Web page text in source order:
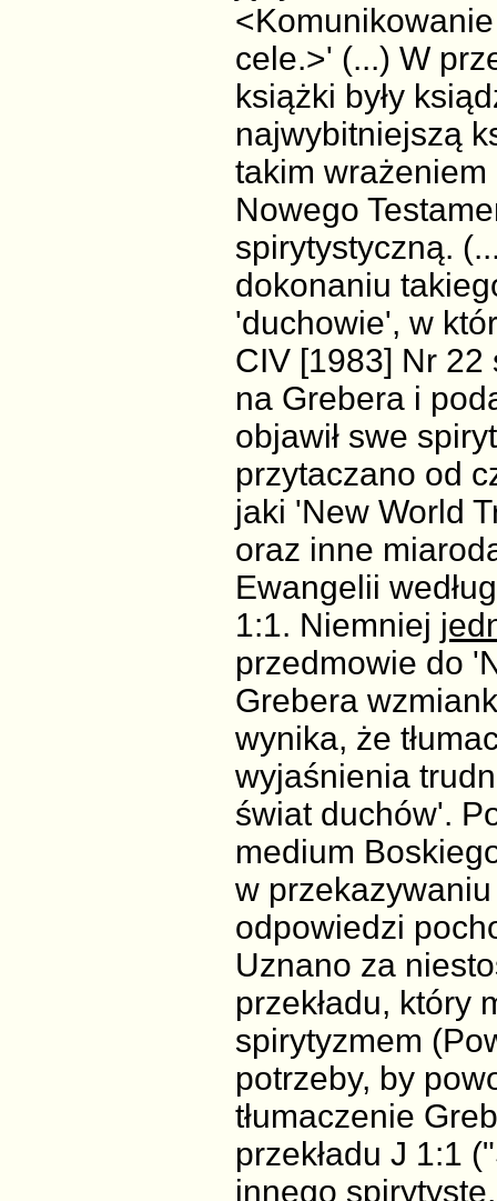
cele.>' (...) W
książki były
najwybitniejszą
takim wrażeniem
Nowego
spirytystyczną.
dokonaniu
'duchowie', w
CIV [1983] Nr 22
na Grebera i
objawił swe
przytaczano od
jaki 'New World
oraz inne
Ewangelii
1:1. Niemniej
przedmowie do
Grebera
wynika, że
wyjaśnienia
świat duchów'.
medium
w
odpowiedzi
Uznano za
przekładu, który
spirytyzmem
potrzeby, by
tłumaczenie
przekładu J 1:1
innego